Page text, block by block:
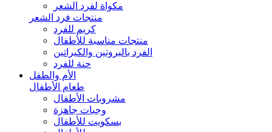
مكواة لفرد الشعر
منتجات فرد الشعر
كريم للفرد
منتجات مناسبة للأطفال
الفرد بالبروتين والكيراتين
حنة للفرد
الأم والطفل
طعام الأطفال
مشروبات الأطفال
وجبات جاهزة
بسكويت للأطفال